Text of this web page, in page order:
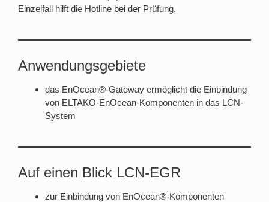
Einzelfall hilft die Hotline bei der Prüfung.
Anwendungsgebiete
das EnOcean®-Gateway ermöglicht die Einbindung
von ELTAKO-EnOcean-Komponenten in das LCN-
System
Auf einen Blick LCN-EGR
zur Einbindung von EnOcean®-Komponenten